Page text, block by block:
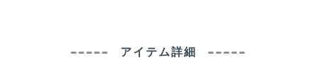
アイテム詳細